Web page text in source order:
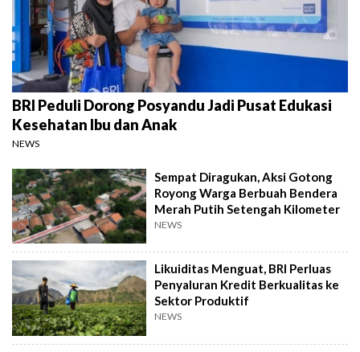
BRI Peduli Dorong Posyandu Jadi Pusat Edukasi
Kesehatan Ibu dan Anak
NEWS
Sempat Diragukan, Aksi Gotong
Royong Warga Berbuah Bendera
Merah Putih Setengah Kilometer
NEWS
Likuiditas Menguat, BRI Perluas
Penyaluran Kredit Berkualitas ke
Sektor Produktif
NEWS